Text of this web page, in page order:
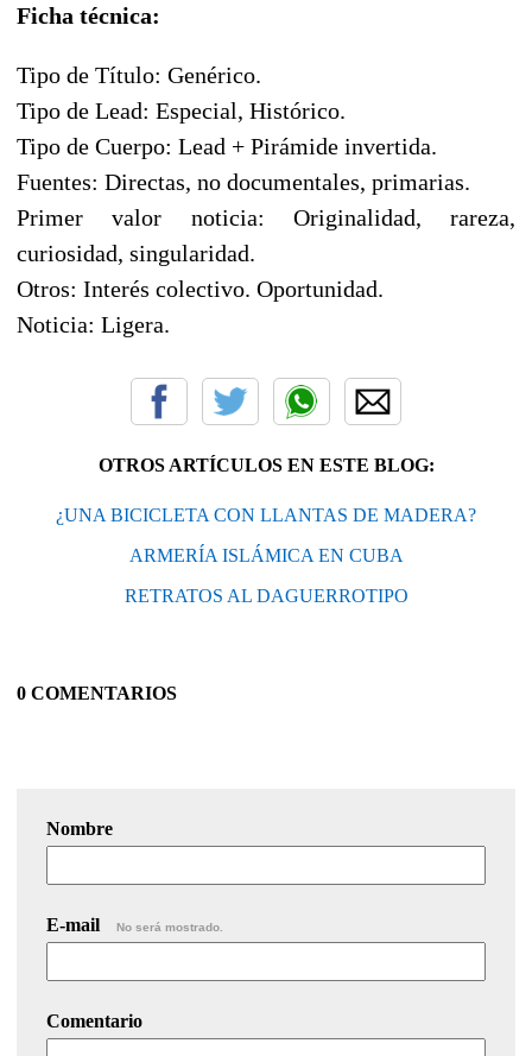
Ficha técnica:
Tipo de Título: Genérico.
Tipo de Lead: Especial, Histórico.
Tipo de Cuerpo: Lead + Pirámide invertida.
Fuentes: Directas, no documentales, primarias.
Primer valor noticia: Originalidad, rareza,
curiosidad, singularidad.
Otros: Interés colectivo. Oportunidad.
Noticia: Ligera.
OTROS ARTÍCULOS EN ESTE BLOG:
¿UNA BICICLETA CON LLANTAS DE MADERA?
ARMERÍA ISLÁMICA EN CUBA
RETRATOS AL DAGUERROTIPO
0 COMENTARIOS
Nombre
E-mail No será mostrado.
Comentario